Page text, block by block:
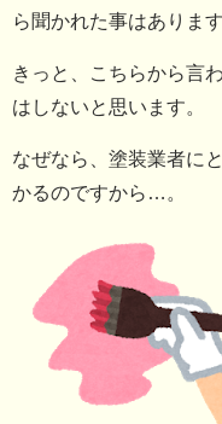
ら聞かれた事はありま
きっと、こちらから言
はしないと思います。
なぜなら、塗装業者に
かるのですから…。